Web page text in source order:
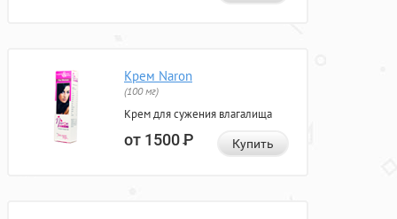
Крем Naron
(100 мг)
Крем для сужения влагалища
от 1500Р Купить